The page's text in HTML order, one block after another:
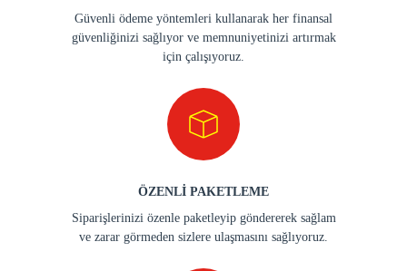
Güvenli ödeme yöntemleri kullanarak her finansal
güvenliğinizi sağlıyor ve memnuniyetinizi artırmak
için çalışıyoruz.
ÖZENLİ PAKETLEME
Siparişlerinizi özenle paketleyip göndererek sağlam
ve zarar görmeden sizlere ulaşmasını sağlıyoruz.